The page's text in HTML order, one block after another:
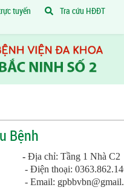
tuyến
Tra cứu HĐĐT
Bệnh
Địa chỉ: Tầng 1 Nhà C2